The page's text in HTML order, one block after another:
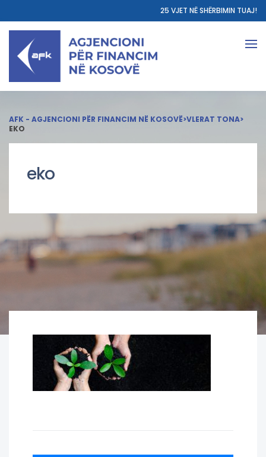
25 VJET NË SHËRBIMIN TUAJ!
AFK - AGJENCIONI PËR FINANCIM NË KOSOVË>VLERAT TONA>
EKO
eko